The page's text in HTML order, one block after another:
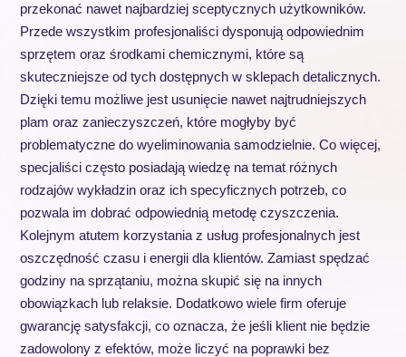
przekonać nawet najbardziej sceptycznych użytkowników.
Przede wszystkim profesjonaliści dysponują odpowiednim
sprzętem oraz środkami chemicznymi, które są
skuteczniejsze od tych dostępnych w sklepach detalicznych.
Dzięki temu możliwe jest usunięcie nawet najtrudniejszych
plam oraz zanieczyszczeń, które mogłyby być
problematyczne do wyeliminowania samodzielnie. Co więcej,
specjaliści często posiadają wiedzę na temat różnych
rodzajów wykładzin oraz ich specyficznych potrzeb, co
pozwala im dobrać odpowiednią metodę czyszczenia.
Kolejnym atutem korzystania z usług profesjonalnych jest
oszczędność czasu i energii dla klientów. Zamiast spędzać
godziny na sprzątaniu, można skupić się na innych
obowiązkach lub relaksie. Dodatkowo wiele firm oferuje
gwarancję satysfakcji, co oznacza, że jeśli klient nie będzie
zadowolony z efektów, może liczyć na poprawki bez